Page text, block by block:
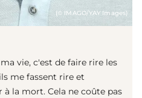
(© IMAGO/YAY Images)
vie, c'est de faire rire les
me fassent rire et
à la mort. Cela ne coûte pas